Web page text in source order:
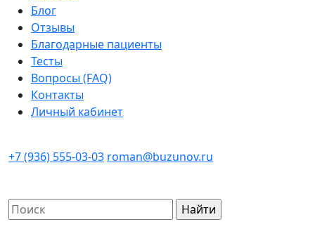
Блог
Отзывы
Благодарные пациенты
Тесты
Вопросы (FAQ)
Контакты
Личный кабинет
+7 (936) 555-03-03 roman@buzunov.ru
Найти: